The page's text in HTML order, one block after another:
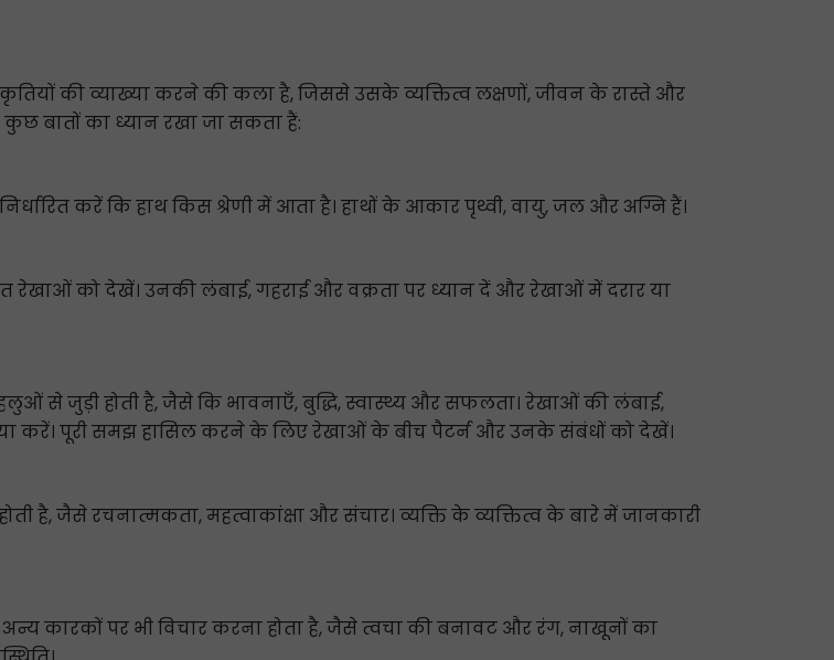
की व्याख्या करने की कला है, जिससे उसके व्यक्तित्व लक्षणों, जीवन के रास्ते और
बातों का ध्यान रखा जा सकता हैं:
करें कि हाथ किस श्रेणी में आता है। हाथों के आकार पृथ्वी, वायु, जल और अग्नि हैं।
रेखाओं को देखें। उनकी लंबाई, गहराई और वक्रता पर ध्यान दें और रेखाओं में दरार या
से जुड़ी होती है, जैसे कि भावनाएँ, बुद्धि, स्वास्थ्य और सफलता। रेखाओं की लंबाई,
करें। पूरी समझ हासिल करने के लिए रेखाओं के बीच पैटर्न और उनके संबंधों को देखें।
है, जैसे रचनात्मकता, महत्वाकांक्षा और संचार। व्यक्ति के व्यक्तित्व के बारे में जानकारी
कारकों पर भी विचार करना होता है, जैसे त्वचा की बनावट और रंग, नाखूनों का